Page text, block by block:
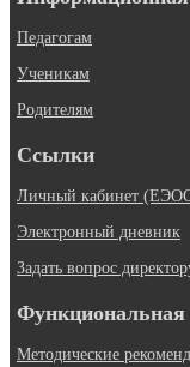
Педагогам
Ученикам
Родителям
Ссылки
Личный кабинет
Электронный дневник
Задать вопрос
Функциональная
Методические